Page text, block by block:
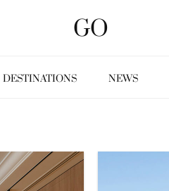
GO
DESTINATIONS NEWS